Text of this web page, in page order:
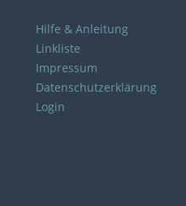
Hilfe & Anleitung
Linkliste
Impressum
Datenschutzerklärung
Login